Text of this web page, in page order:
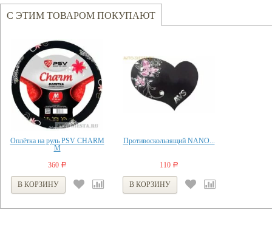
С ЭТИМ ТОВАРОМ ПОКУПАЮТ
Оплётка на руль PSV CHARM
M
360 Р
Противоскользящий NANO...
110 Р